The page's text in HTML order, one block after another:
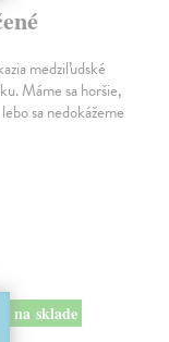
medziľudské
Máme sa horšie,
sa nedokážeme
na sklade